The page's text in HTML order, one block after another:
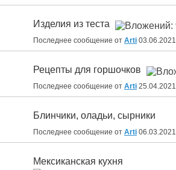
Изделия из теста
Последнее сообщение от Arti 03.06.2021
Рецепты для горшочков
Последнее сообщение от Arti 25.04.2021
Блинчики, оладьи, сырники
Последнее сообщение от Arti 06.03.2021
Мексиканская кухня